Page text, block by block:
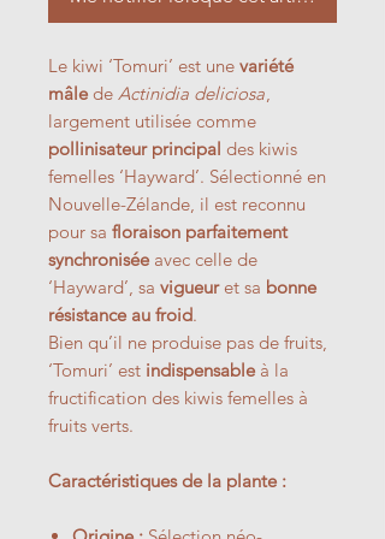
Le kiwi ‘Tomuri’ est une variété
mâle de Actinidia deliciosa,
largement utilisée comme
pollinisateur principal des kiwis
femelles ‘Hayward’. Sélectionné en
Nouvelle-Zélande, il est reconnu
pour sa floraison parfaitement
synchronisée avec celle de
‘Hayward’, sa vigueuret sa bonne
résistance au froid.
Bien qu’il ne produise pas de fruits,
‘Tomuri’ est indispensable à la
fructification des kiwis femelles à
fruits verts.
Caractéristiques de la plante :